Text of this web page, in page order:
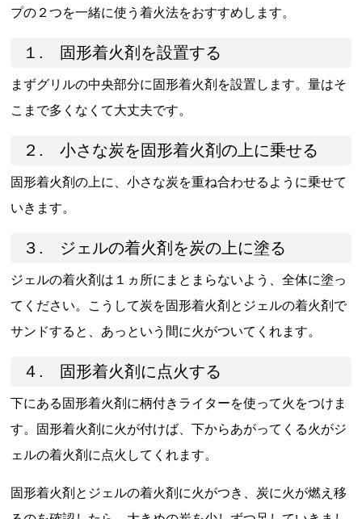
プの２つを一緒に使う着火法をおすすめします。
１. 固形着火剤を設置する
まずグリルの中央部分に固形着火剤を設置します。量はそ
こまで多くなくて大丈夫です。
２. 小さな炭を固形着火剤の上に乗せる
固形着火剤の上に、小さな炭を重ね合わせるように乗せて
いきます。
３. ジェルの着火剤を炭の上に塗る
ジェルの着火剤は１ヵ所にまとまらないよう、全体に塗っ
てください。こうして炭を固形着火剤とジェルの着火剤で
サンドすると、あっという間に火がついてくれます。
４. 固形着火剤に点火する
下にある固形着火剤に柄付きライターを使って火をつけま
す。固形着火剤に火が付けば、下からあがってくる火がジ
ェルの着火剤に点火してくれます。
固形着火剤とジェルの着火剤に火がつき、炭に火が燃え移